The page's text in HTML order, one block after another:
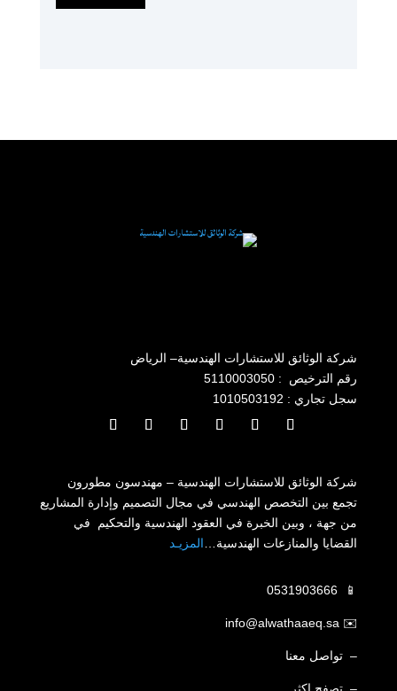
شركة الوثائق للاستشارات الهندسية– الرياض
رقم الترخيص : 5110003050
سجل تجاري : 1010503192
شركة الوثائق للاستشارات الهندسية – مهندسون مطورون
تجمع بين التخصص الهندسي في مجال التصميم وإدارة المشاريع
من جهة ، وبين الخبرة في العقود الهندسية والتحكيم في
القضايا والمنازعات الهندسية… المزيـد
📱 0531903666
✉️
info@alwathaaeq.sa
– تواصل معنا